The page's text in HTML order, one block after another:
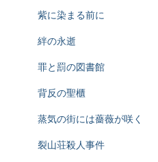
紫に染まる前に
絆の永逝
罪と罰の図書館
背反の聖櫃
蒸気の街には薔薇が咲く
裂山荘殺人事件